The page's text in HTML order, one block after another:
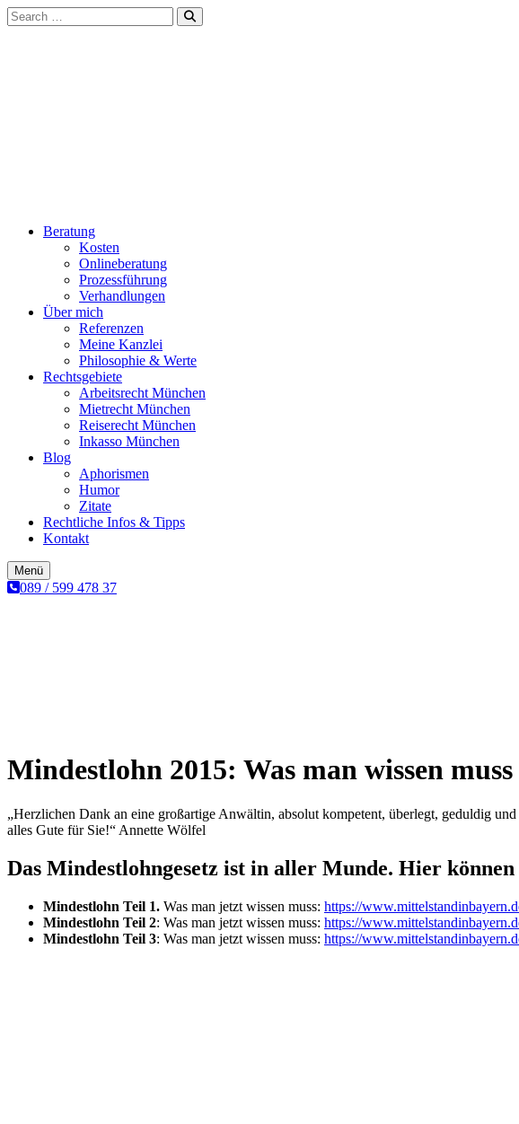
Beratung
Kosten
Onlineberatung
Prozessführung
Verhandlungen
Über mich
Referenzen
Meine Kanzlei
Philosophie & Werte
Rechtsgebiete
Arbeitsrecht München
Mietrecht München
Reiserecht München
Inkasso München
Blog
Aphorismen
Humor
Zitate
Rechtliche Infos & Tipps
Kontakt
Menü
089 / 599 478 37
Mindestlohn 2015: Was man wissen muss
„Herzlichen Dank an eine großartige Anwältin, absolut kompetent, überlegt, geduldig
alles Gute für Sie!“ Annette Wölfel
Das Mindestlohngesetz ist in aller Munde. Hier können
Mindestlohn Teil 1. Was man jetzt wissen muss: https://
Mindestlohn Teil 2: Was man jetzt wissen muss: https://
Mindestlohn Teil 3: Was man jetzt wissen muss: https://